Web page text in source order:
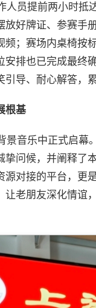
人员提前两小时抵
放好牌证、参赛手
；赛场内桌椅按
排也已完成最终
导、耐心解答，
根基
景音乐中正式启幕
问候，并阐释了
对接的平台，更
老朋友深化情谊